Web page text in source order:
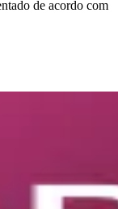
de acordo com